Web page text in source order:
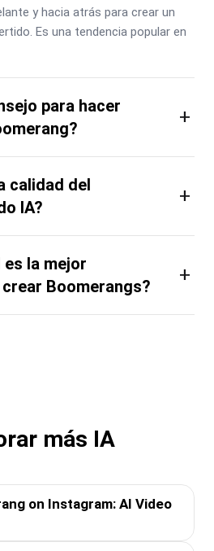
y hacia atrás para crear un
Es una tendencia popular en
para hacer
+
calidad del
IA?
+
es la mejor
Boomerangs?
+
más IA
on Instagram: AI Video